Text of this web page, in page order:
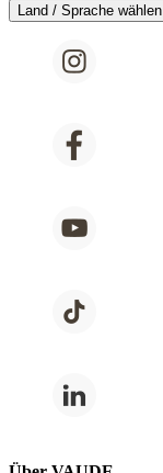
Land / Sprache wählen